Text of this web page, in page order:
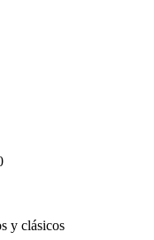
y clásicos